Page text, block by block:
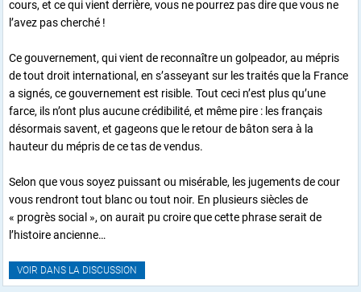
cours, et ce qui vient derrière, vous ne pourrez pas dire que vous ne
l’avez pas cherché !
Ce gouvernement, qui vient de reconnaître un golpeador, au mépris
de tout droit international, en s’asseyant sur les traités que la France
a signés, ce gouvernement est risible. Tout ceci n’est plus qu’une
farce, ils n’ont plus aucune crédibilité, et même pire : les français
désormais savent, et gageons que le retour de bâton sera à la
hauteur du mépris de ce tas de vendus.
Selon que vous soyez puissant ou misérable, les jugements de cour
vous rendront tout blanc ou tout noir. En plusieurs siècles de
« progrès social », on aurait pu croire que cette phrase serait de
l’histoire ancienne…
VOIR DANS LA DISCUSSION